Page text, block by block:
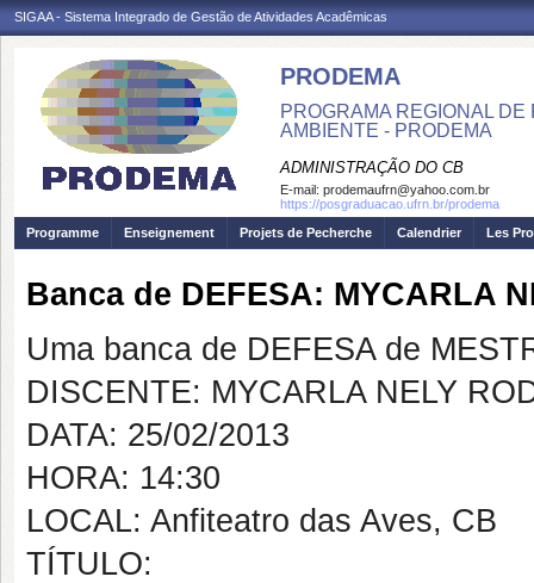
SIGAA - Sistema Integrado de Gestão de Atividades Acadêmicas
PRODEMA
PROGRAMA REGIONAL
AMBIENTE - PRODEMA
ADMINISTRAÇÃO DO CB
E-mail: prodemaufrn@yahoo.com.br
https://posgraduacao.ufrn.br/prodema
Programme
Enseignement Projets de Pecherche Calendrier Les
Banca de DEFESA: MYCARLA
Uma banca de DEFESA de
DISCENTE: MYCARLA NELY
DATA: 25/02/2013
HORA: 14:30
LOCAL: Anfiteatro das Aves, CB
TÍTULO: